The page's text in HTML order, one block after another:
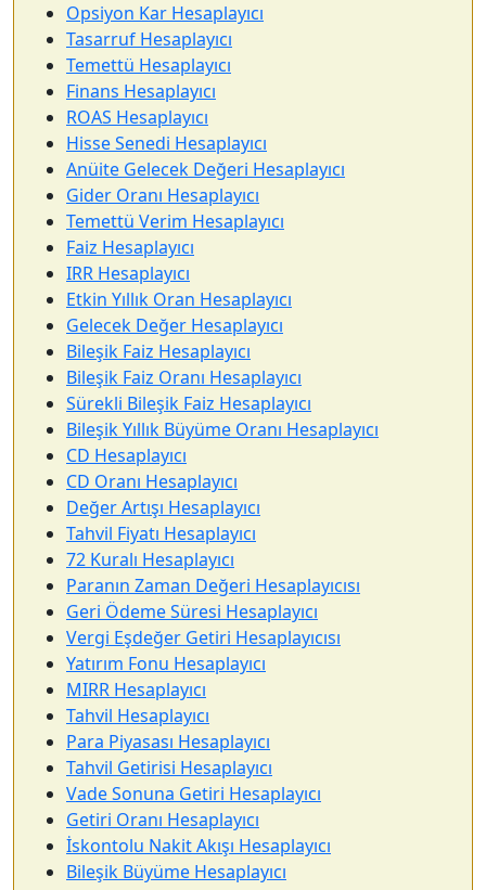
Opsiyon Kar Hesaplayıcı
Tasarruf Hesaplayıcı
Temettü Hesaplayıcı
Finans Hesaplayıcı
ROAS Hesaplayıcı
Hisse Senedi Hesaplayıcı
Anüite Gelecek Değeri Hesaplayıcı
Gider Oranı Hesaplayıcı
Temettü Verim Hesaplayıcı
Faiz Hesaplayıcı
IRR Hesaplayıcı
Etkin Yıllık Oran Hesaplayıcı
Gelecek Değer Hesaplayıcı
Bileşik Faiz Hesaplayıcı
Bileşik Faiz Oranı Hesaplayıcı
Sürekli Bileşik Faiz Hesaplayıcı
Bileşik Yıllık Büyüme Oranı Hesaplayıcı
CD Hesaplayıcı
CD Oranı Hesaplayıcı
Değer Artışı Hesaplayıcı
Tahvil Fiyatı Hesaplayıcı
72 Kuralı Hesaplayıcı
Paranın Zaman Değeri Hesaplayıcısı
Geri Ödeme Süresi Hesaplayıcı
Vergi Eşdeğer Getiri Hesaplayıcısı
Yatırım Fonu Hesaplayıcı
MIRR Hesaplayıcı
Tahvil Hesaplayıcı
Para Piyasası Hesaplayıcı
Tahvil Getirisi Hesaplayıcı
Vade Sonuna Getiri Hesaplayıcı
Getiri Oranı Hesaplayıcı
İskontolu Nakit Akışı Hesaplayıcı
Bileşik Büyüme Hesaplayıcı